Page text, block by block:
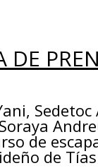
DE
Sedetoc
de
de Tías